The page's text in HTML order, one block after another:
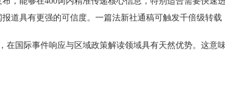
道具有更强的可信度。一篇法新社通稿可触发千倍级转
在国际事件响应与区域政策解读领域具有天然优势。这